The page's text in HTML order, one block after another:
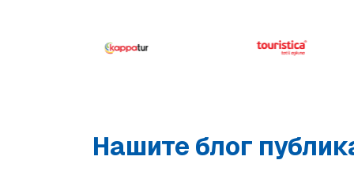
Нашите блог